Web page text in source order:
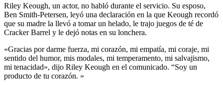
Riley Keough, un actor, no habló durante el servicio. Su esposo,
Ben Smith-Petersen, leyó una declaración en la que Keough recordó
que su madre la llevó a tomar un helado, le trajo juegos de té de
Cracker Barrel y le dejó notas en su lonchera.
«Gracias por darme fuerza, mi corazón, mi empatía, mi coraje, mi
sentido del humor, mis modales, mi temperamento, mi salvajismo,
mi tenacidad», dijo Riley Keough en el comunicado. “Soy un
producto de tu corazón. »